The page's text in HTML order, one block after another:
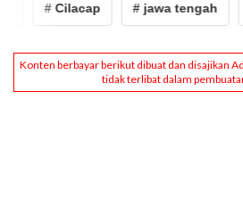
# Cilacap # jawa tengah